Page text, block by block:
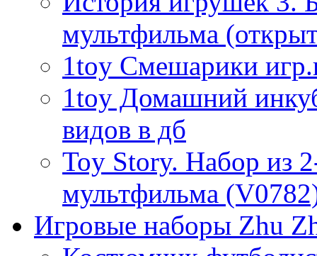
мультфильма
1toy Смешарики
1toy Домашний
видов в дб
Toy Story. Набор из
мультфильма
Игровые наборы Zhu